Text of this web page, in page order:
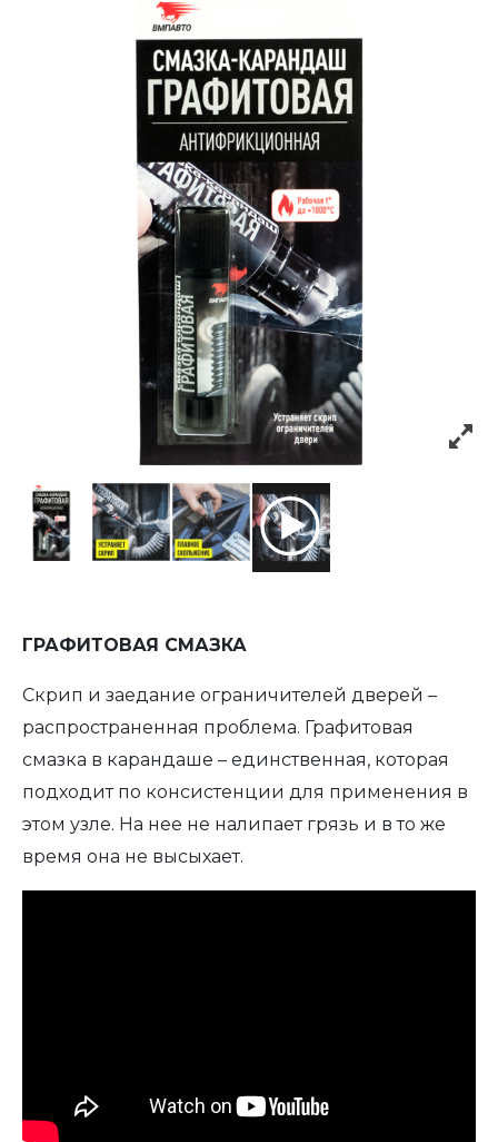
ГРАФИТОВАЯ СМАЗКА
Скрип и заедание ограничителей дверей –
распространенная проблема. Графитовая
смазка в карандаше – единственная, которая
подходит по консистенции для применения в
этом узле. На нее не налипает грязь и в то же
время она не высыхает.